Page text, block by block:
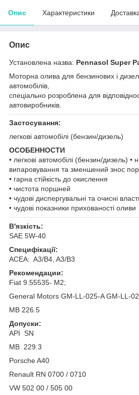
Опис Характеристики
Опис
Установлена назва: Pennasol Super
Моторна олива для бензинових і
автомобілів,
спеціально розроблена для
автовиробників.
Застосування:
легкові автомобілі (бензин/дизель)
ОСОБЕННОСТИ
• легкові автомобілі (бензин/дизель) •
випаровування та зменшений знос
• гарна стійкість до окислення
• чистота поршней
• чудові диспергувальні та очисні
• чудові показники прихованості оливи
В'язкість:
SAE 5W-40
Специфікації:
ACEA: A3/B4, A3/B3
Рекомендации:
Fiat 9.55535- M2;
General Motors GM-LL-025-A GM-LL-
MB 226.5
Допуски:
API SN
MB 229.3
Porsche A40
Renault RN 0700 / 0710
VW 502 00 / 505 00